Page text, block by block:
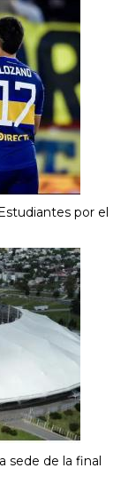
por el
sede de la final